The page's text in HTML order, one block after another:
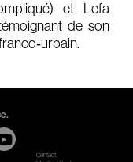
et Lefa
de son
Contact